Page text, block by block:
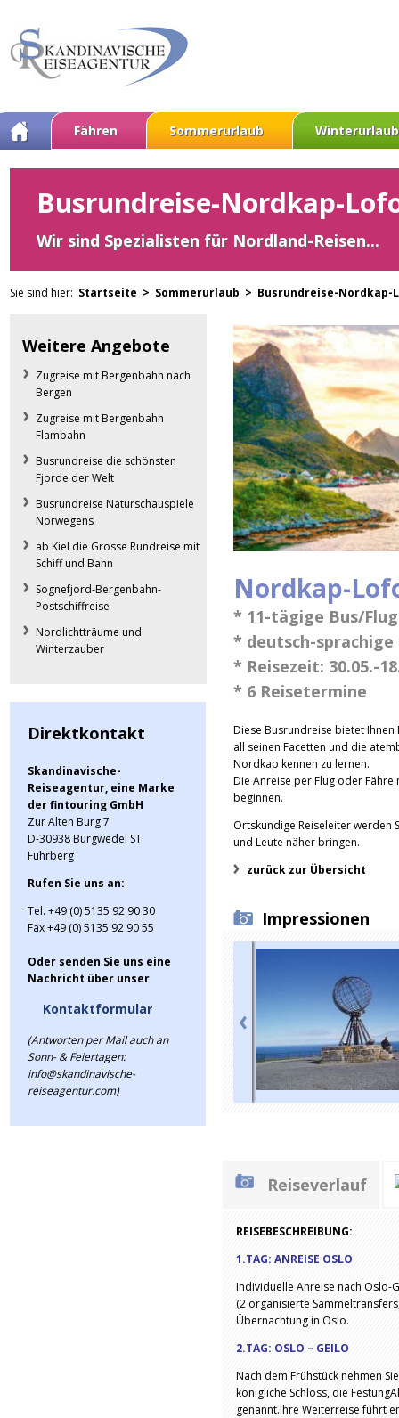
Fähren Sommerurlaub Winterurlaub
Busrundreise-Nordkap-
Wir sind Spezialisten für Nordland-Reisen...
Sie sind hier: Startseite > Sommerurlaub > Busrundreise-
Weitere Angebote
Zugreise mit Bergenbahn nach
Bergen
Zugreise mit Bergenbahn
Flambahn
Busrundreise die schönsten
Fjorde der Welt
Busrundreise Naturschauspiele
Norwegens
ab Kiel die Grosse Rundreise mit
Schiff und Bahn
Sognefjord-Bergenbahn-
Postschiffreise
Nordlichtträume und
Winterzauber
Direktkontakt
Skandinavische-
Reiseagentur, eine Marke
der fintouring GmbH
Zur Alten Burg 7
D-30938 Burgwedel ST
Fuhrberg
Rufen Sie uns an:
Tel. +49 (0) 5135 92 90 30
Fax +49 (0) 5135 92 90 55
Oder senden Sie uns eine
Nachricht über unser
Kontaktformular
(Antworten per Mail auch an
Sonn- & Feiertagen:
info@skandinavische-
reiseagentur.com)
Nordkap-
* 11-tägige Bus/
* deutsch-
* Reisezeit: 30.05.-
* 6 Reisetermine
Diese Busrundreise bietet
all seinen Facetten und die
Nordkap kennen zu lernen.
Die Anreise per Flug oder
beginnen.
Ortskundige Reiseleiter werden
und Leute näher bringen.
zurück zur Übersicht
Impressionen
Reiseverlauf
REISEBESCHREIBUNG:
1.TAG: ANREISE OSLO
Individuelle Anreise nach
(2 organisierte
Übernachtung in Oslo.
2.TAG: OSLO – GEILO
Nach dem Frühstück nehmen
königliche Schloss, die
genannt.Ihre Weiterreise führt